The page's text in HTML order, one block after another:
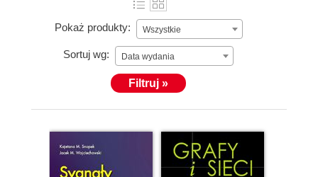
Pokaż produkty: Wszystkie
Sortuj wg: Data wydania
Filtruj »